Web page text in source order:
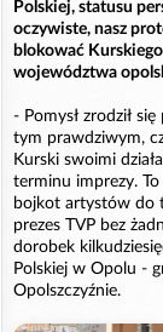
Polskiej, statusu
oczywiste, nasz
blokować
województwa
- Pomysł zrodził
tym prawdziwym,
Kurski swoimi
terminu imprezy.
bojkot artystów do
prezes TVP bez
dorobek
Polskiej w Opolu -
Opolszczyźnie.